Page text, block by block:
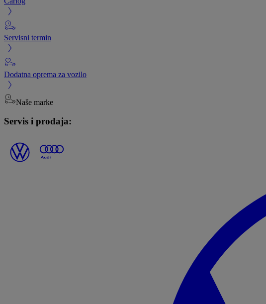
Servisni termin
Dodatna oprema za vozilo
Naše marke
Servis i prodaja: